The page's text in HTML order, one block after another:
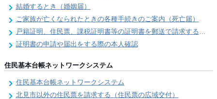
結婚するとき（婚姻届）
ご家族が亡くなられたときの各種手続きのご案内（死亡届）
戸籍証明、住民票、課税証明書等の証明書を郵送で請求する際の本人確認
証明書の申請や届出をする際の本人確認
住民基本台帳ネットワークシステム
住民基本台帳ネットワークシステム
北見市以外の住民票を請求する（住民票の広域交付）